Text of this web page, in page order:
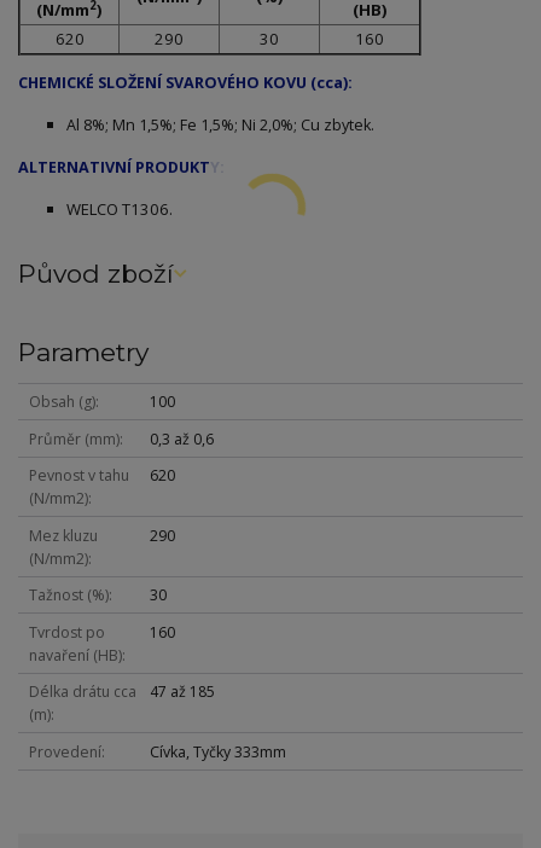
(N/mm2)
(HB)
620
290 30 160
CHEMICKÉ SLOŽENÍ SVAROVÉHO KOVU (cca):
Al 8%; Mn 1,5%; Fe 1,5%; Ni 2,0%; Cu zbytek.
ALTERNATIVNÍ PRODUKTY:
WELCO T1306.
Původ zboží
Parametry
Obsah (g)
100
Průměr (mm)
0,3 až 0,6
Pevnost v tahu
(N/mm2)
620
Mez kluzu
(N/mm2)
290
Tažnost (%)
30
Tvrdost po
navaření (HB)
160
Délka drátu cca
(m)
47 až 185
Provedení Cívka, Tyčky 333mm